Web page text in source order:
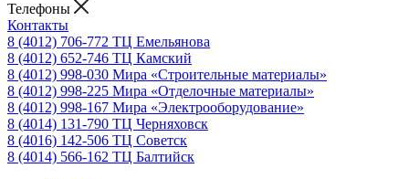
Телефоны
Контакты
8 (4012) 706-772 ТЦ Емельянова
8 (4012) 652-746 ТЦ Камский
8 (4012) 998-030 Мира «Строительные материалы»
8 (4012) 998-225 Мира «Отделочные материалы»
8 (4012) 998-167 Мира «Электрооборудование»
8 (4014) 131-790 ТЦ Черняховск
8 (4016) 142-506 ТЦ Советск
8 (4014) 566-162 ТЦ Балтийск